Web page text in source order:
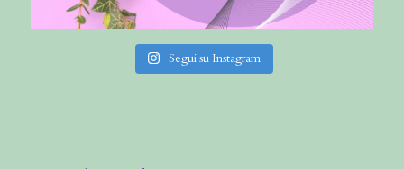
Segui su Instagram